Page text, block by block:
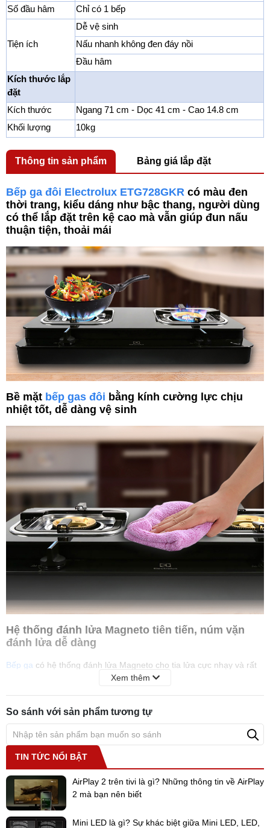
Số đầu hâm Chỉ có 1 bếp
Tiện ích
Dễ vệ sinh
Nấu nhanh không đen đáy nồi
Đầu hâm
Kích thước lắp
đặt
Kích thước
Ngang 71 cm - Dọc 41 cm - Cao 14.8 cm
Khối lượng
10kg
Thông tin sản phẩm Bảng giá lắp đặt
Bếp ga đôi Electrolux ETG728GKR có màu đen
thời trang, kiểu dáng như bậc thang, người dùng
có thể lắp đặt trên kệ cao mà vẫn giúp đun nấu
thuận tiện, thoải mái
Bề mặt bếp gas đôi bằng kính cường lực chịu
nhiệt tốt, dễ dàng vệ sinh
Hệ thống đánh lửa Magneto tiên tiến, núm vặn
đánh lửa dễ dàng
Bếp ga có hệ thống đánh lửa Magneto cho tia lửa cực nhạy và rất
an toàn cho người sử dụng khi nấu nướng.
nấu các món ăn chín nhanh hơn và ngon hơn.
Xem thêm
So sánh với sản phẩm tương tự
TIN TỨC NỔI BẬT
AirPlay 2 trên tivi là gì? Những thông tin về AirPlay
2 mà bạn nên biết
Mini LED là gì? Sự khác biệt giữa Mini LED, LED,